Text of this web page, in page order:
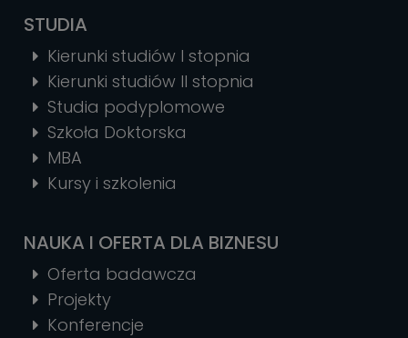
STUDIA
Kierunki studiów I stopnia
Kierunki studiów II stopnia
Studia podyplomowe
Szkoła Doktorska
MBA
Kursy i szkolenia
NAUKA I OFERTA DLA BIZNESU
Oferta badawcza
Projekty
Konferencje